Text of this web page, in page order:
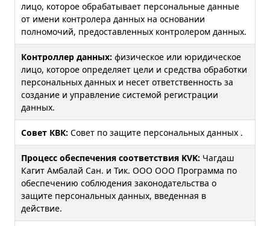
лицо, которое обрабатывает персональные данные
от имени контролера данных на основании
полномочий, предоставленных контролером данных.
Контроллер данных: физическое или юридическое
лицо, которое определяет цели и средства обработки
персональных данных и несет ответственность за
создание и управление системой регистрации
данных.
Совет КВК: Совет по защите персональных данных .
Процесс обеспечения соответствия KVK: Чагдаш
Кагит Амбалай Сан. и Тик. ООО ООО Программа по
обеспечению соблюдения законодательства о
защите персональных данных, введенная в
действие.